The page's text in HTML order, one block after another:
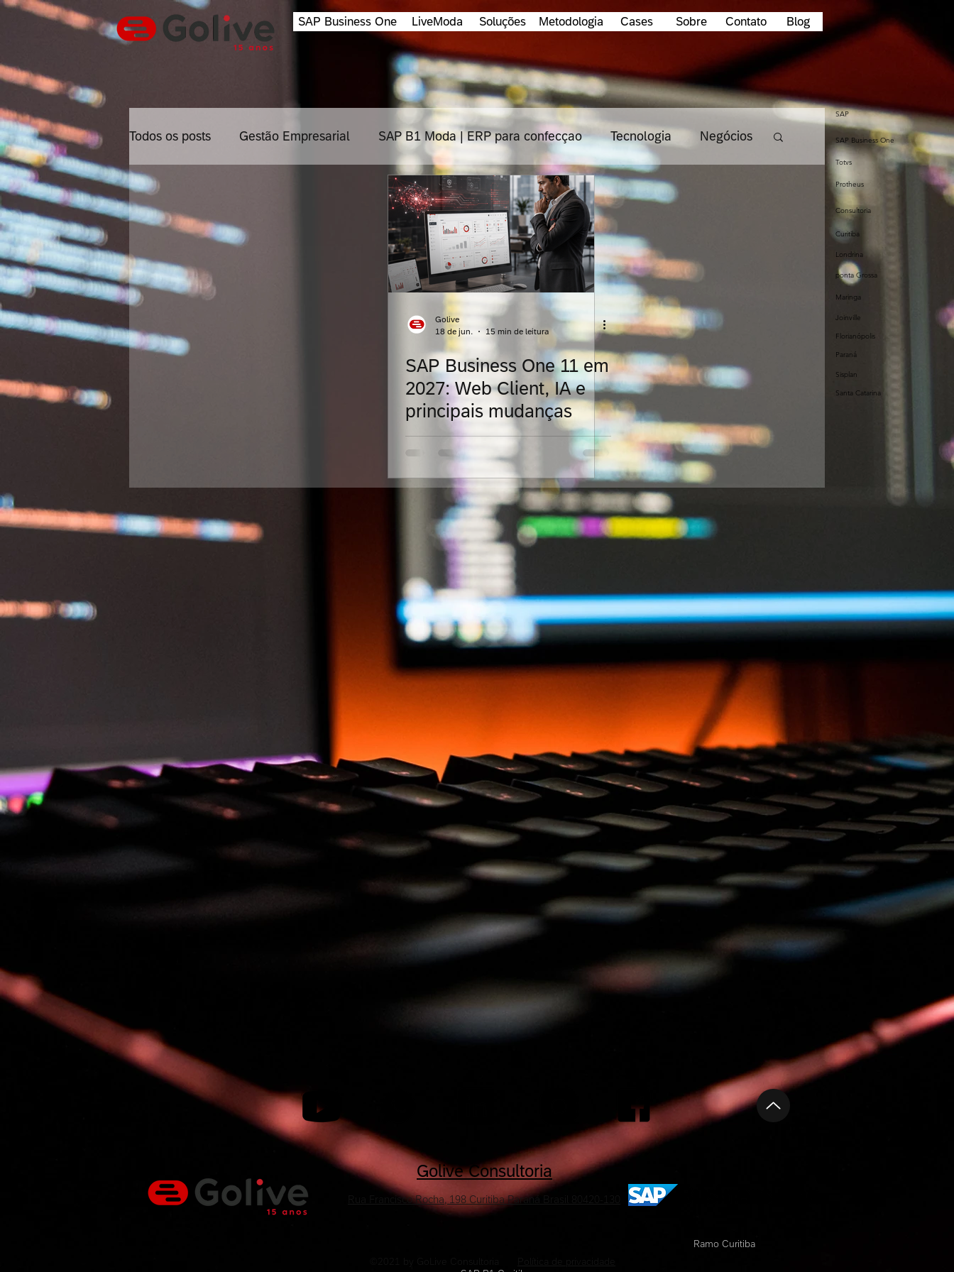
SAP Business One LiveModa Soluções Metodologia Cases Sobre Contato Blog
SAP
SAP Business One
Totvs
Protheus
Consultoria
Curitiba
Londrina
ponta Grossa
Maringa
Joinville
Florianópolis
Paraná
Sisplan
Santa Catarina
Todos os posts Gestão Empresarial SAP B1 Moda | ERP para confecçao Tecnologia Negócios
Inovação Impacta TOTVS Protheus Tendencias
Back Office Industria HANA Segurança de dados
Supply chain startup
Indústria textil Confecções Calçados
Golive
18 de jun.
15 min de leitura
SAP Business One 11 em
2027: Web Client, IA e
principais mudanças
Golive Consultoria
Rua Francisco Rocha, 198 Curitiba Paraná Brasil 80420-130
Ramo Curitiba